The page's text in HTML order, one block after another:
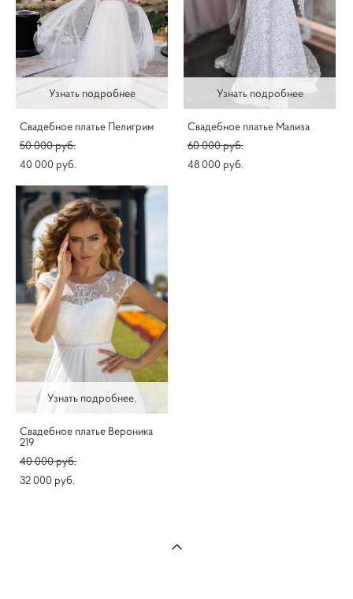
Узнать подробнее
Свадебное платье Пелигрим
50 000 pуб.
40 000 pуб.
Узнать подробнее
Свадебное платье Мализа
60 000 pуб.
48 000 pуб.
Узнать подробнее.
Свадебное платье Вероника
219
40 000 pуб.
32 000 pуб.